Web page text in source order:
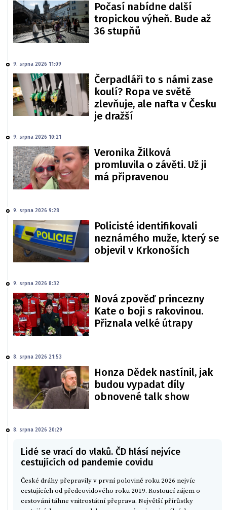
Počasí nabídne další
tropickou výheň. Bude až
36 stupňů
9. srpna 2026 11:09
Čerpadláři to s námi zase
koulí? Ropa ve světě
zlevňuje, ale nafta v Česku
je dražší
9. srpna 2026 10:21
Veronika Žilková
promluvila o závěti. Už ji
má připravenou
9. srpna 2026 9:28
Policisté identifikovali
neznámého muže, který se
objevil v Krkonoších
9. srpna 2026 8:32
Nová zpověď princezny
Kate o boji s rakovinou.
Přiznala velké útrapy
8. srpna 2026 21:53
Honza Dědek nastínil, jak
budou vypadat díly
obnovené talk show
8. srpna 2026 20:29
Lidé se vrací do vlaků. ČD hlásí nejvíce
cestujících od pandemie covidu
České dráhy přepravily v první polovině roku 2026 nejvíc
cestujících od předcovidového roku 2019. Rostoucí zájem o
cestování táhne vnitrostátní přeprava. Největší přírůstky